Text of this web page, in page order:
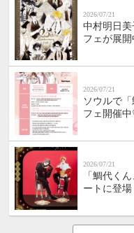
2026/07/21
中村明日
フェが展
2026/07/21
ソウルで
フェ開催
2026/07/21
「鯛代く
ートに登場